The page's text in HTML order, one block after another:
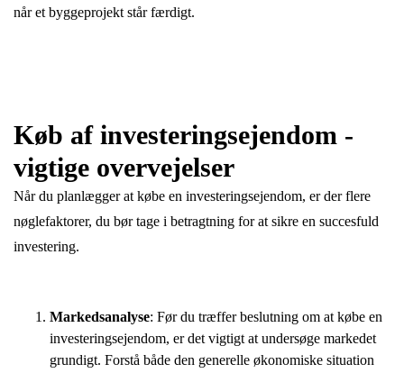
når et byggeprojekt står færdigt.
Køb af investeringsejendom -
vigtige overvejelser
Når du planlægger at købe en investeringsejendom, er der flere
nøglefaktorer, du bør tage i betragtning for at sikre en succesfuld
investering.
Markedsanalyse: Før du træffer beslutning om at købe en
investeringsejendom, er det vigtigt at undersøge markedet
grundigt. Forstå både den generelle økonomiske situation